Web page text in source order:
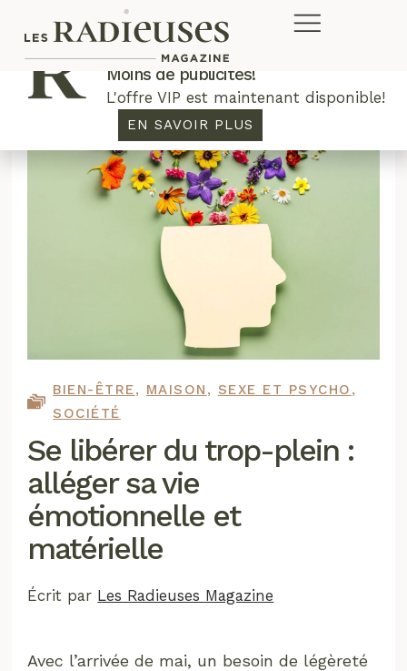
BIEN-ÊTRE, MAISON , SEXE ET PSYCHO ,
SOCIÉTÉ
Se libérer du trop-plein :
alléger sa vie
émotionnelle et
matérielle
Écrit par Les Radieuses Magazine
Avec l’arrivée de mai, un besoin de légèreté
Plus de concours. Plus de rabais.
Moins de publicités!
L'offre VIP est maintenant disponible!
EN SAVOIR PLUS